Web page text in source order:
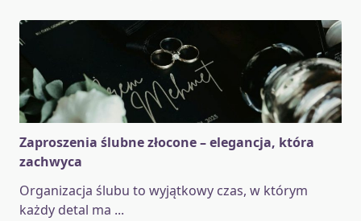
Zaproszenia ślubne złocone – elegancja, która
zachwyca
Organizacja ślubu to wyjątkowy czas, w którym
każdy detal ma ...